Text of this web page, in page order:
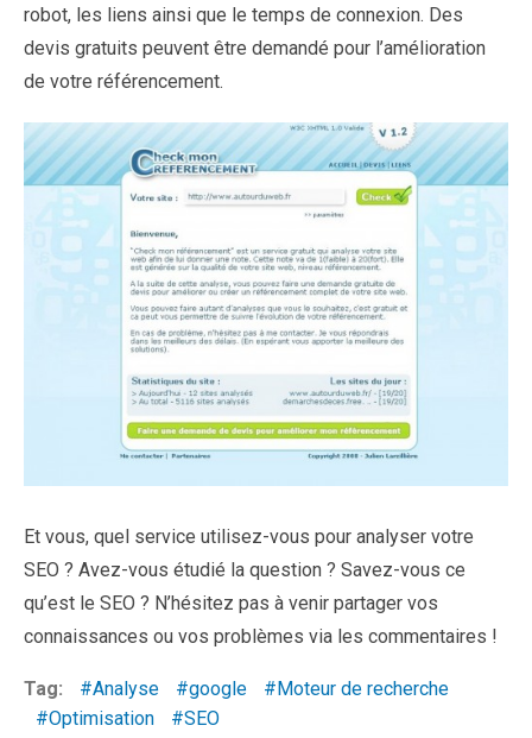
robot, les liens ainsi que le temps de connexion. Des
devis gratuits peuvent être demandé pour l’amélioration
de votre référencement.
Et vous, quel service utilisez-vous pour analyser votre
SEO ? Avez-vous étudié la question ? Savez-vous ce
qu’est le SEO ? N’hésitez pas à venir partager vos
connaissances ou vos problèmes via les commentaires !
Tag: Analyse google
Moteur de recherche
Optimisation
SEO